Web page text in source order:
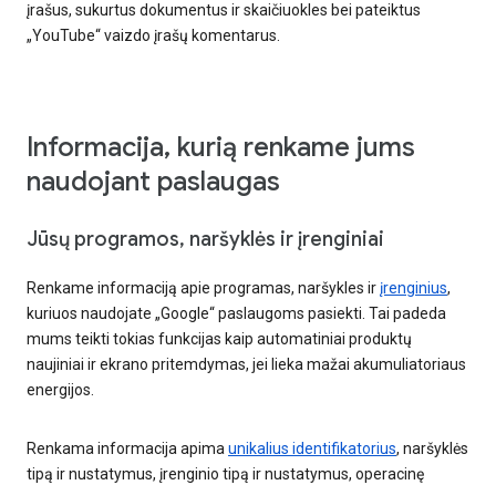
įrašus, sukurtus dokumentus ir skaičiuokles bei pateiktus
„YouTube“ vaizdo įrašų komentarus.
Informacija, kurią renkame jums
naudojant paslaugas
Jūsų programos, naršyklės ir įrenginiai
Renkame informaciją apie programas, naršykles ir įrenginius,
kuriuos naudojate „Google“ paslaugoms pasiekti. Tai padeda
mums teikti tokias funkcijas kaip automatiniai produktų
naujiniai ir ekrano pritemdymas, jei lieka mažai akumuliatoriaus
energijos.
Renkama informacija apimaunikalius identifikatorius, naršyklės
tipą ir nustatymus, įrenginio tipą ir nustatymus, operacinę